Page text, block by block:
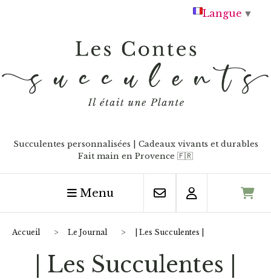
Succulentes personnalisées | Cadeaux vivants et durables
Fait main en Provence 🇫🇷
Menu
Accueil Le Journal | Les Succulentes |
| Les Succulentes |
Langue ▼